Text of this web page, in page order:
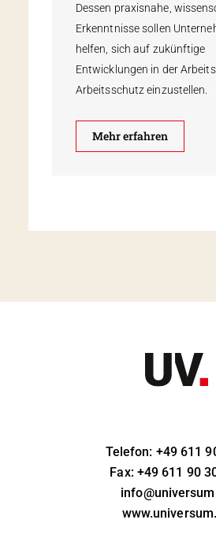
Dessen praxisnahe,
Erkenntnisse sollen
helfen, sich auf zukünftige
Entwicklungen in der
Arbeitsschutz einzustellen.
Mehr erfahren
Telefon: +49 611
Fax: +49 611 90